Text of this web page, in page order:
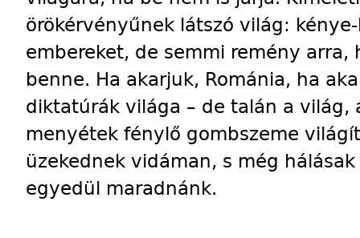
örökérvényűnek látszó világ:
embereket, de semmi remény arra,
benne. Ha akarjuk, Románia, ha
diktatúrák világa – de talán a világ,
menyétek fénylő gombszeme
üzekednek vidáman, s még
egyedül maradnánk.